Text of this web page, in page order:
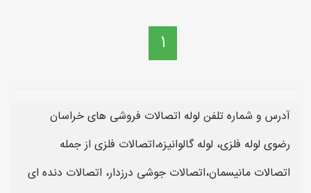
1
آدرس و شماره تلفن لوله اتصالات فروشی های خراسان
رضوی لوله فلزی، لوله گالوانیزه،اتصالات فلزی از جمله
اتصالات مانیسمان،اتصالات جوشی درزدار، اتصالات دنده ای